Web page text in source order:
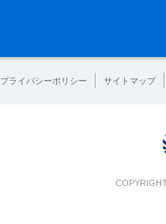
プライバシーポリシー サイトマップ